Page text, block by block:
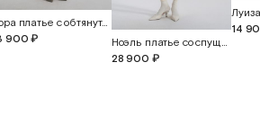
Лора платье с обтянутыми пуговицами
900 ₽
Ноэль платье со спущенной линией плеча с прорезными бабочками
28 900 ₽
14